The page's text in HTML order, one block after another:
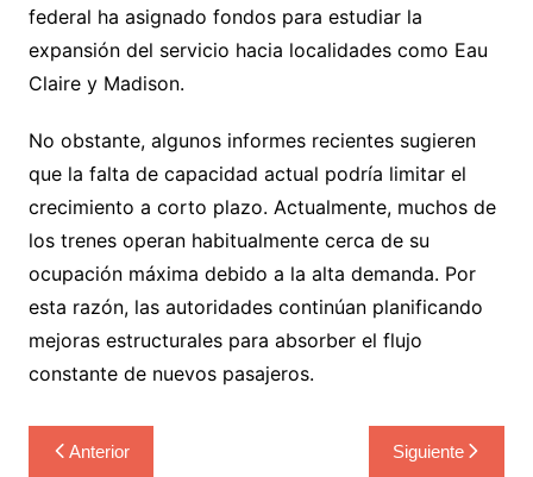
federal ha asignado fondos para estudiar la
expansión del servicio hacia localidades como Eau
Claire y Madison.
No obstante, algunos informes recientes sugieren
que la falta de capacidad actual podría limitar el
crecimiento a corto plazo. Actualmente, muchos de
los trenes operan habitualmente cerca de su
ocupación máxima debido a la alta demanda. Por
esta razón, las autoridades continúan planificando
mejoras estructurales para absorber el flujo
constante de nuevos pasajeros.
Navegación
Anterior Siguiente